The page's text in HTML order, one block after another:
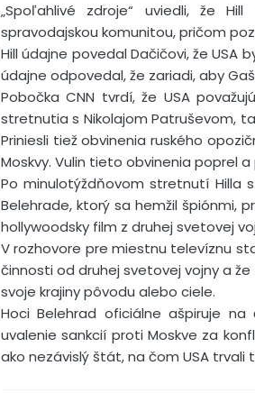
„Spoľahlivé zdroje“ uviedli, že
spravodajskou komunitou, pričom
Hill údajne povedal Dačičovi, že
údajne odpovedal, že zariadi, aby
Pobočka CNN tvrdí, že USA
stretnutia s Nikolajom Patruševom,
Priniesli tiež obvinenia ruského
Moskvy. Vulin tieto obvinenia poprel
Po minulotýždňovom stretnutí Hilla
Belehrade, ktorý sa hemžil špiónmi,
hollywoodsky film z druhej svetovej
V rozhovore pre miestnu televíznu
činnosti od druhej svetovej vojny a
svoje krajiny pôvodu alebo ciele.
Hoci Belehrad oficiálne ašpiruje
uvalenie sankcií proti Moskve za
ako nezávislý štát, na čom USA trvali